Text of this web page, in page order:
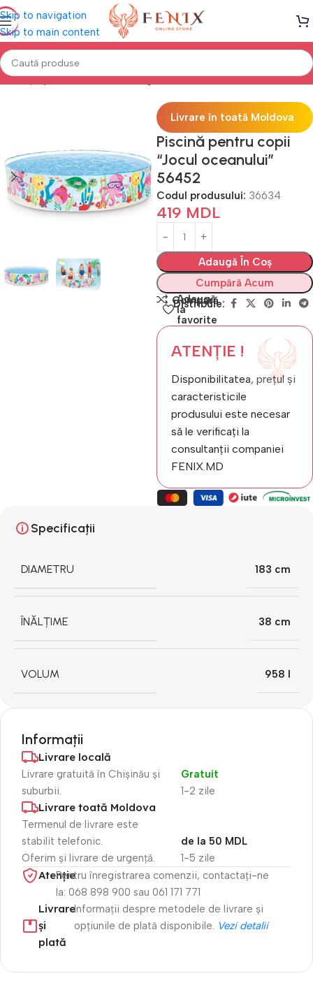
Skip to navigation
Skip to main content
Prima pagină PISCINE Piscine gonflabile
Livrare în toată Moldova
Piscină pentru copii
“Jocul oceanului”
56452
Codul produsului: 36634
419 MDL
Adaugă În Coș
Cumpără Acum
Compară
Adaugă
la
favorite
Distribuie:
ATENȚIE !
Disponibilitatea, prețul și
caracteristicile
produsului este necesar
să le verificați la
consultanții companiei
FENIX.MD
Specificații
DIAMETRU 183 cm
ÎNĂLȚIME 38 cm
VOLUM 958 l
Informații
Livrare locală
Livrare gratuită în Chișinău și
suburbii.
1-2 zile
Gratuit
Livrare toată Moldova
Termenul de livrare este
stabilit telefonic.
Oferim și livrare de urgență.
1-5 zile
de la 50 MDL
Atenție​Pentru înregistrarea comenzii, contactați-ne
la: 068 898 900 sau 061 171 771
Livrare
și
plată
Informații despre metodele de livrare și
opțiunile de plată disponibile. Vezi detalii